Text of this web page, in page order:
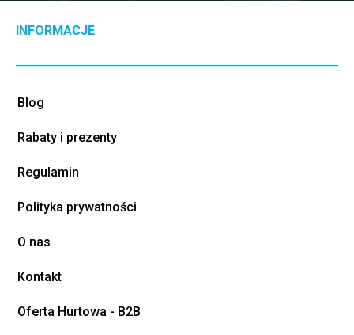
INFORMACJE
Blog
Rabaty i prezenty
Regulamin
Polityka prywatności
O nas
Kontakt
Oferta Hurtowa - B2B